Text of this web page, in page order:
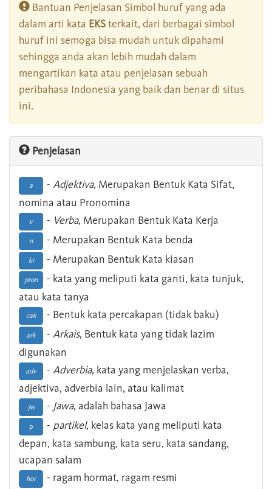
Bantuan Penjelasan Simbol huruf yang ada
dalam arti kata EKSterkait, dari berbagai simbol
huruf ini semoga bisa mudah untuk dipahami
sehingga anda akan lebih mudah dalam
mengartikan kata atau penjelasan sebuah
peribahasa Indonesia yang baik dan benar di situs
ini.
Penjelasan
a - Adjektiva, Merupakan Bentuk Kata Sifat,
nomina atau Pronomina
v - Verba, Merupakan Bentuk Kata Kerja
n - Merupakan Bentuk Kata benda
ki - Merupakan Bentuk Kata kiasan
pron
- kata yang meliputi kata ganti, kata tunjuk,
atau kata tanya
cak - Bentuk kata percakapan (tidak baku)
ark - Arkais, Bentuk kata yang tidak lazim
digunakan
adv - Adverbia, kata yang menjelaskan verba,
adjektiva, adverbia lain, atau kalimat
Jw - Jawa, adalah bahasa Jawa
p - partikel, kelas kata yang meliputi kata
depan, kata sambung, kata seru, kata sandang,
ucapan salam
hor - ragam hormat, ragam resmi